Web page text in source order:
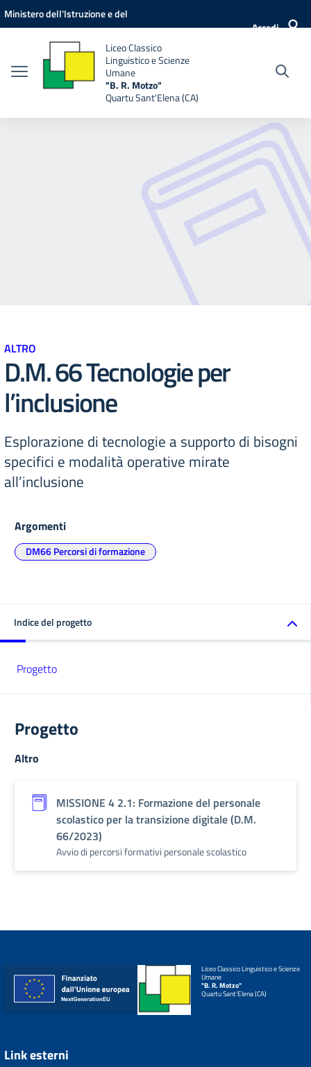
Vai ai contenuti
Vai al menu di navigazione
Vai al footer
Ministero dell'Istruzione e del
Accedi
Liceo Classico
Linguistico e Scienze
Umane
"B. R. Motzo"
Quartu Sant'Elena (CA)
ALTRO
D.M. 66 Tecnologie per
l’inclusione
Esplorazione di tecnologie a supporto di bisogni
specifici e modalità operative mirate
all’inclusione
Argomenti
DM66 Percorsi di formazione
Indice del progetto
Progetto
Progetto
Altro
MISSIONE 4 2.1: Formazione del personale
scolastico per la transizione digitale (D.M.
66/2023)
Avvio di percorsi formativi personale scolastico
Liceo Classico Linguistico e Scienze
Umane
"B. R. Motzo"
Quartu Sant'Elena (CA)
Link esterni